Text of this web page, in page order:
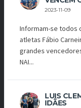
2023-11-09
Informam-se todos
atletas Fábio
grandes
NAI...
LUIS
IDÃES